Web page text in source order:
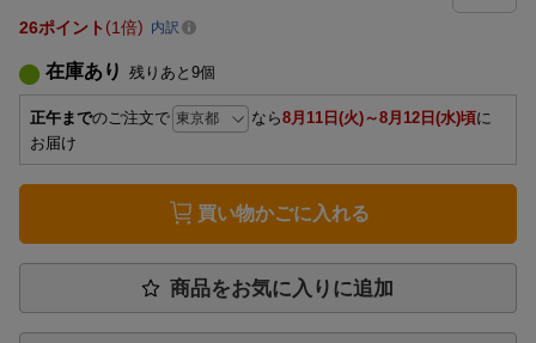
26ポイント 1倍 内訳
在庫あり 残りあと 9個
正午までのご注文で なら8月11日(火)～8月12日(水)頃に
お届け
買い物かごに入れる
商品をお気に入りに追加